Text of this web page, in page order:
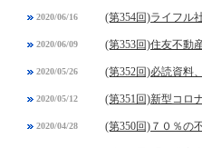
2020/06/16 (第354回)ライフル
2020/06/09 (第353回)住友不動
2020/05/26 (第352回)必読資料
2020/05/12 (第351回)新型コロ
2020/04/28 (第350回)７０％の